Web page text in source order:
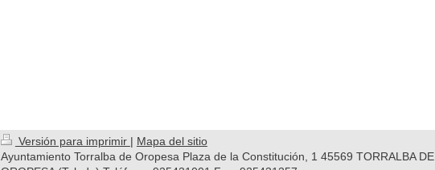
Versión para imprimir | Mapa del sitio
Ayuntamiento Torralba de Oropesa Plaza de la Constitución, 1 45569 TORRALBA DE